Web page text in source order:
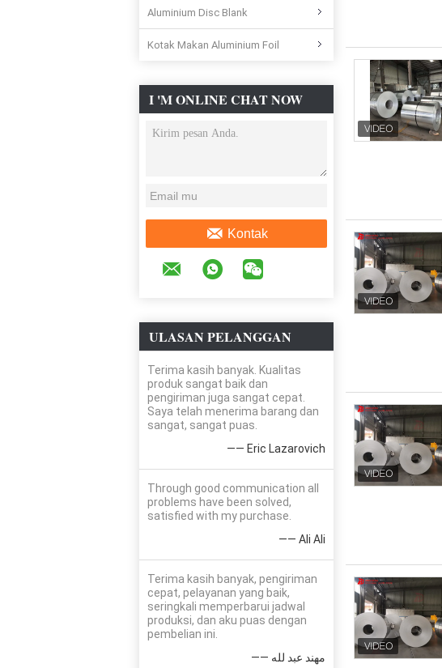
Aluminium Disc Blank
Kotak Makan Aluminium Foil
I 'M ONLINE CHAT NOW
Kontak
ULASAN PELANGGAN
Terima kasih banyak. Kualitas
produk sangat baik dan
pengiriman juga sangat cepat.
Saya telah menerima barang dan
sangat, sangat puas.
—— Eric Lazarovich
Through good communication all
problems have been solved,
satisfied with my purchase.
—— Ali Ali
Terima kasih banyak, pengiriman
cepat, pelayanan yang baik,
seringkali memperbarui jadwal
produksi, dan aku puas dengan
pembelian ini.
—— مهند عبد لله